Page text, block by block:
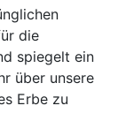
die
spiegelt ein
über unsere
Erbe zu